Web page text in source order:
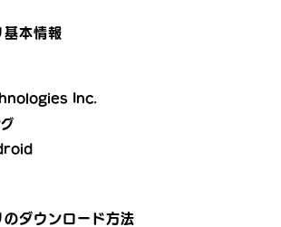
本情報
Inc.
ダウンロード方法